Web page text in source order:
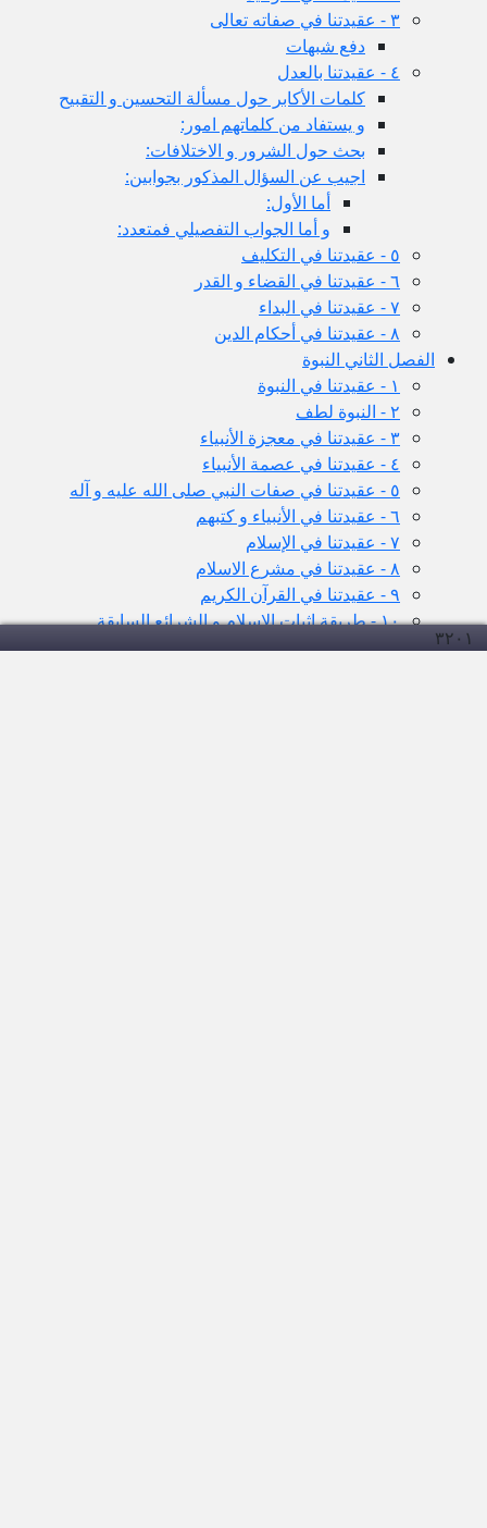
٣ - عقيدتنا في صفاته تعالى
دفع شبهات
٤ - عقيدتنا بالعدل
كلمات الأكابر حول مسألة التحسين و التقبيح
و يستفاد من كلماتهم امور:
بحث حول الشرور و الاختلافات:
اجيب عن السؤال المذكور بجوابين:
أما الأول:
و أما الجواب التفصيلي فمتعدد:
٥ - عقيدتنا في التكليف
٦ - عقيدتنا في القضاء و القدر
٧ - عقيدتنا في البداء
٨ - عقيدتنا في أحكام الدين
الفصل الثاني النبوة
١ - عقيدتنا في النبوة
٢ - النبوة لطف
٣ - عقيدتنا في معجزة الأنبياء
٤ - عقيدتنا في عصمة الأنبياء
٥ - عقيدتنا في صفات النبي صلى الله عليه و آله
٦ - عقيدتنا في الأنبياء و كتبهم
٧ - عقيدتنا في الإسلام
٨ - عقيدتنا في مشرع الاسلام
٩ - عقيدتنا في القرآن الكريم
١٠ - طريقة اثبات الإسلام و الشرائع السابقة
۳۲۰ ۱